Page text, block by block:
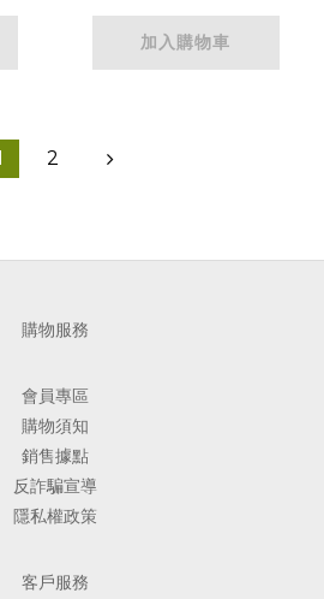
加入購物車
2
購物服務
會員專區
購物須知
銷售據點
反詐騙宣導
隱私權政策
客戶服務